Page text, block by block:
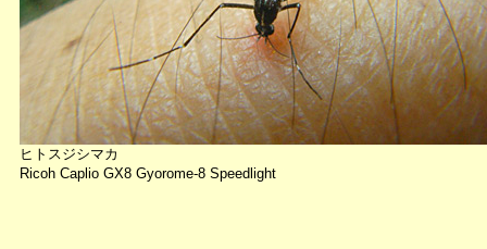
ヒトスジシマカ
Ricoh Caplio GX8 Gyorome-8 Speedlight